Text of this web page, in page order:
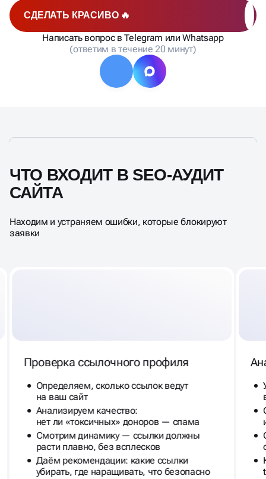
СДЕЛАТЬ КРАСИВО 🔥
Написать вопрос в Telegram или Whatsapp
(ответим в течение 20 минут)
ЧТО ВХОДИТ В SEO-АУДИТ
САЙТА
Находим и устраняем ошибки, которые блокируют
заявки
Проверка ссылочного профиля
Определяем, сколько ссылок ведут
на ваш сайт
Анализируем качество:
нет ли «токсичных» доноров — спама
Смотрим динамику — ссылки должны
расти плавно, без всплесков
Даём рекомендации: какие ссылки
убирать, где наращивать, что безопасно